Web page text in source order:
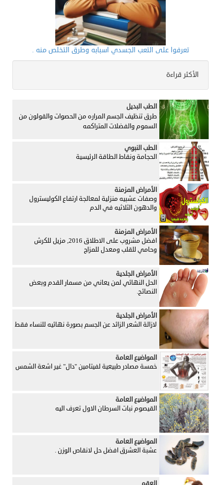
تعرفوا على التعب الجسدي اسبابه وطرق التخلص منه .
الأكثر قراءة
الطب البديل
طرق تنظيف الجسم المراره من الحصوات والقولون من
السموم والفضلات المتراكمه
الطب النبوي
الحجامة ونقاط الطاقة الرئيسية
الأمراض المزمنة
وصفات عشبيه منزلية لمعالجة ارتفاع الكوليسترول
والدهون الثلاثيه في الدم
الأمراض المزمنة
افضل مشروب على الاطلاق 2016, مزيل للكرش
وحامي للقلب ومعدل للمزاج
الأمراض الجلدية
الحل النهائي لمن يعاني من مسمار القدم وبعض
النصائح.
الأمراض الجلدية
لازالة الشعر الزائد عن الجسم بصورة نهائيه للنساء فقط
المواضيع العامة
خمسة مصادر طبيعية لفيتامين "دال" غير اشعة الشمس
المواضيع العامة
القيصوم نبات السرطان الاول تعرف اليه
المواضيع العامة
عشبة العشرق افضل حل لانقاص الوزن .